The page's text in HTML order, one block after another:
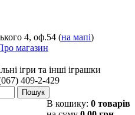
4, оф.54 (на мапі)
магазин
ігри та інші іграшки
409-2-429
Пошук
В кошику: 0 товарів